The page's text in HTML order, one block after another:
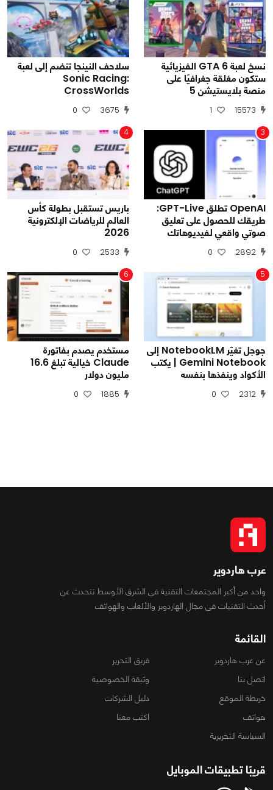
نسخ لعبة GTA 6 الفيزيائية
ستكون مغلقة جغرافيًا على
منصة بلايستيشن 5
15573
1
سلاحف النينجا تنضم إلى لعبة
Sonic Racing:
CrossWorlds
3675
0
3
OpenAI تطلق GPT-Live:
طريقك للحصول على تعليق
صوتي واقعي لفيديوهاتك
2892
0
4
باريس تستقبل بطولة كأس
العالم للرياضات الإلكترونية
2026
2533
0
5
جوجل تغيّر NotebookLM إلى
Gemini Notebook | يكتب
الأكواد وينفذها بنفسه
2312
0
6
مستخدم يصدم بفاتورة
Claude خيالية تبلغ 16.6
مليون دولار
1885
0
عرب هاردوير
واحد من أكبر المجتمعات التقنية فى الشرق الأوسط تتحدث عن
أحدث التقنيات فى مجال الهاردوير والألعاب والهواتف
القائمة
عن عرب هاردوير
فريق التحرير
اتصل بنا
وثيقة الخصوصية
خريطة الموقع
دليل الشركات
هواتف
اكتب معنا
السياسة التحريرية
قريبًا تطبيقات الموبايل